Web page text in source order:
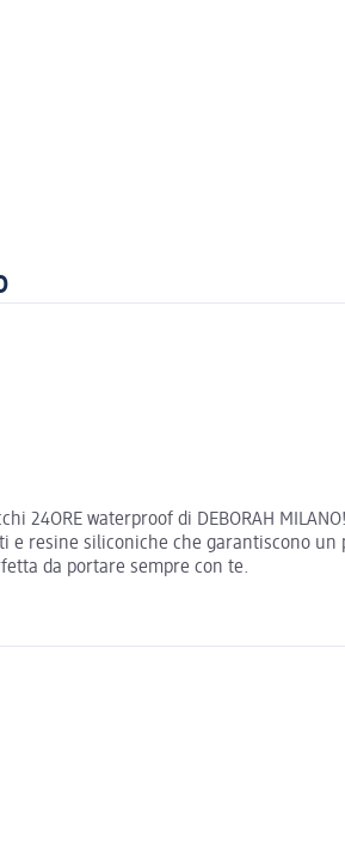
24ORE waterproof di DEBORAH
e resine siliconiche che garantiscono
da portare sempre con te.